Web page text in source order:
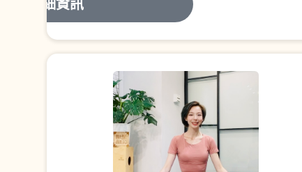
詳細資訊